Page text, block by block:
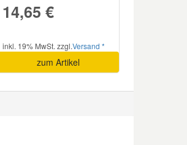
14,65 €
inkl. 19% MwSt. zzgl.Versand *
zum Artikel